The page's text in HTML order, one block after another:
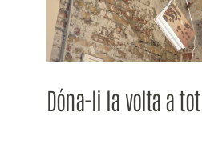
Dóna-li la volta a tot